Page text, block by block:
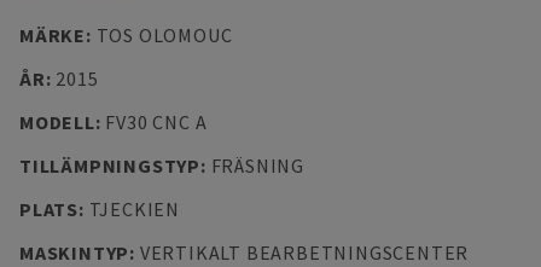
MÄRKE: TOS OLOMOUC
ÅR: 2015
MODELL: FV30 CNC A
TILLÄMPNINGSTYP: FRÄSNING
PLATS: TJECKIEN
MASKINTYP: VERTIKALT BEARBETNINGSCENTER